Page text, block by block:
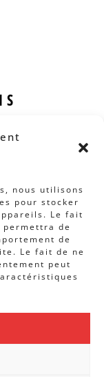
nous utilisons
pour stocker
Le fait
de
de
Le fait de ne
peut
|
PAR